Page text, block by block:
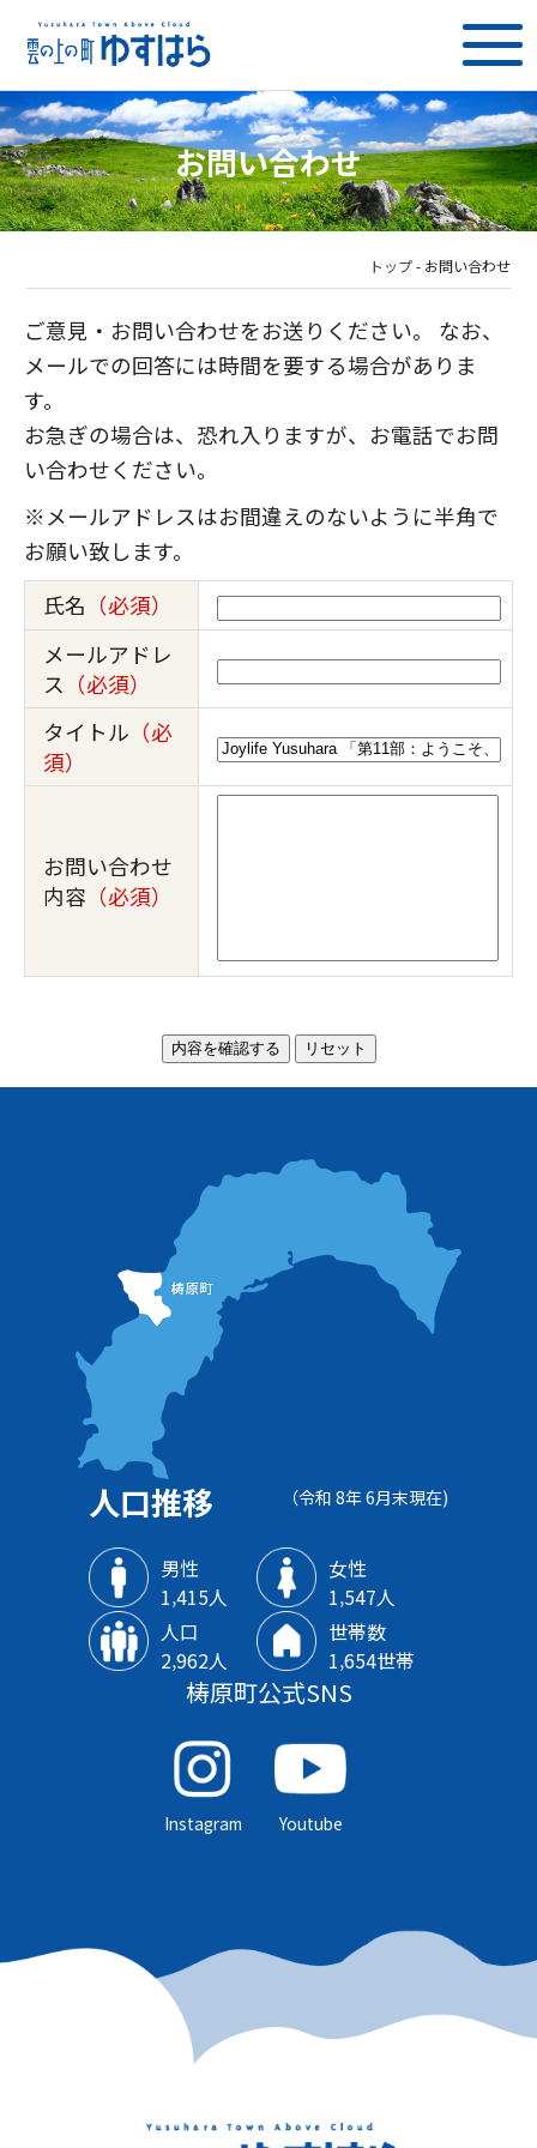
お問い合わせ
トップ - お問い合わせ
ご意見・お問い合わせをお送りください。 なお、
メールでの回答には時間を要する場合がありま
す。
お急ぎの場合は、恐れ入りますが、お電話でお問
い合わせください。
※メールアドレスはお間違えのないように半角で
お願い致します。
氏名 （必須）
メールアドレ
ス （必須）
タイトル （必
須）
お問い合わせ
内容 （必須）
人口推移 （令和 8年 6月末現在)
男性
1‚415人
女性
1‚547人
人口
2‚962人
世帯数
1‚654世帯
梼原町公式SNS
Instagram Youtube